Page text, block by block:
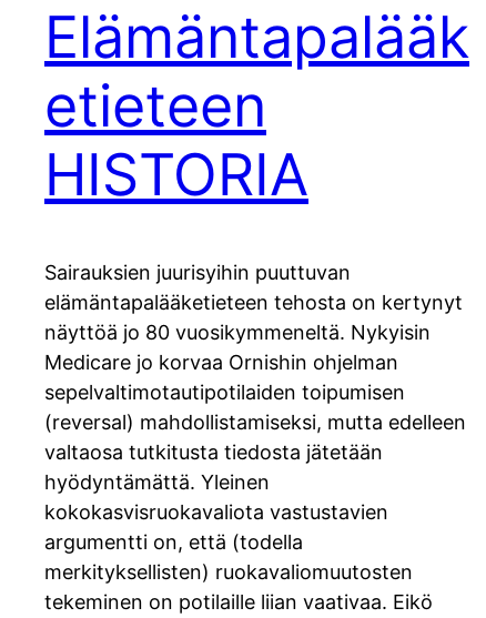
Elämäntapalääk
etieteen
HISTORIA
Sairauksien juurisyihin puuttuvan
elämäntapalääketieteen tehosta on kertynyt
näyttöä jo 80 vuosikymmeneltä. Nykyisin
Medicare jo korvaa Ornishin ohjelman
sepelvaltimotautipotilaiden toipumisen
(reversal) mahdollistamiseksi, mutta edelleen
valtaosa tutkitusta tiedosta jätetään
hyödyntämättä. Yleinen
kokokasvisruokavaliota vastustavien
argumentti on, että (todella
merkityksellisten) ruokavaliomuutosten
tekeminen on potilaille liian vaativaa. Eikö